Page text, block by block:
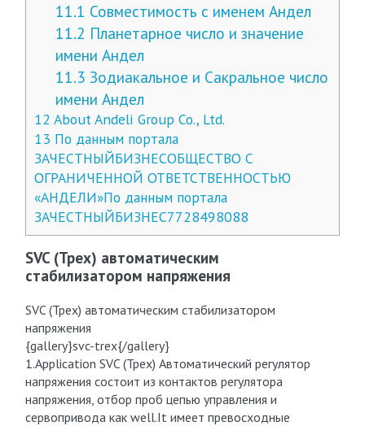
11.1 Совместимость с именем Андел
11.2 Планетарное число и значение
имени Андел
11.3 Зодиакальное и Сакральное число
имени Андел
12 About Andeli Group Co., Ltd.
13 По данным портала
ЗАЧЕСТНЫЙБИЗНЕСОБЩЕСТВО С
ОГРАНИЧЕННОЙ ОТВЕТСТВЕННОСТЬЮ
«АНДЕЛИ»По данным портала
ЗАЧЕСТНЫЙБИЗНЕС7728498088
SVC (Трех) автоматическим
стабилизатором напряжения
SVC (Трех) автоматическим стабилизатором
напряжения
{gallery}svc-trex{/gallery}
1.Application SVC (Трех) Автоматический регулятор
напряжения состоит из контактов регулятора
напряжения, отбор проб цепью управления и
сервопривода как well.It имеет превосходные